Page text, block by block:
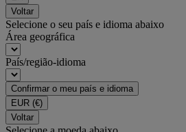
Voltar
Selecione o seu país e idioma abaixo
Área geográfica
País/região-idioma
Confirmar o meu país e idioma
EUR (€)
Voltar